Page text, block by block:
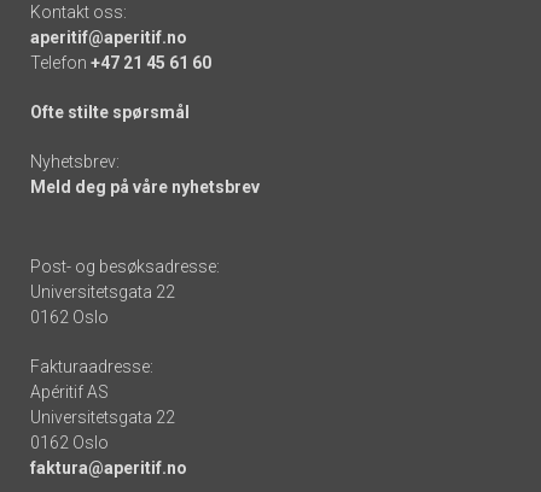
Kontakt oss:
aperitif@aperitif.no
Telefon +47 21 45 61 60
Ofte stilte spørsmål
Nyhetsbrev:
Meld deg på våre nyhetsbrev
Post- og besøksadresse:
Universitetsgata 22
0162 Oslo
Fakturaadresse:
Apéritif AS
Universitetsgata 22
0162 Oslo
faktura@aperitif.no